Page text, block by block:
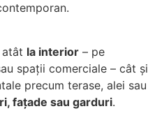
la interior – pe
spații comerciale – cât și
precum terase, alei sau
fațade sau garduri.